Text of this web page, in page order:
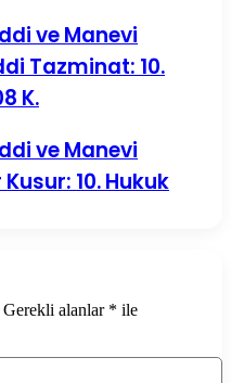
ve Manevi
Tazminat: 10.
K.
ve Manevi
10. Hukuk
Gerekli alanlar * ile